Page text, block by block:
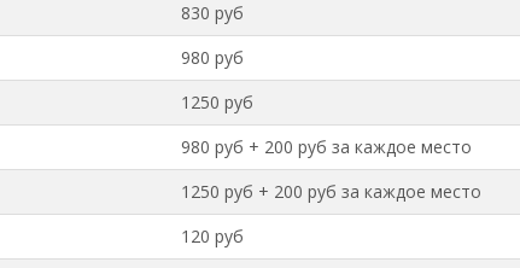
830 руб
980 руб
1250 руб
980 руб + 200 руб за каждое место
1250 руб + 200 руб за каждое место
120 руб